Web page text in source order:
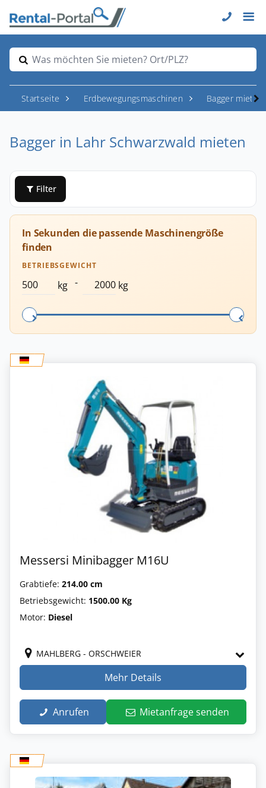
Was möchten Sie mieten? Ort/PLZ?
Startseite Erdbewegungsmaschinen Bagger mieten
Bagger in Lahr Schwarzwald mieten
Filter
In Sekunden die passende Maschinengröße
finden
BETRIEBSGEWICHT
kg - kg
Messersi Minibagger M16U
Grabtiefe: 214.00 cm
Betriebsgewicht: 1500.00 Kg
Motor: Diesel
MAHLBERG - ORSCHWEIER
Mehr Details
Anrufen Mietanfrage senden